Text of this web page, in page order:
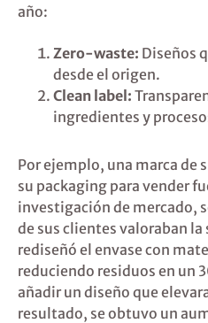
año:
Zero-waste: Diseños
desde el origen.
Clean label:
ingredientes y
Por ejemplo, una marca de
su packaging para vender
investigación de mercado,
de sus clientes valoraban
rediseñó el envase con
reduciendo residuos en un
añadir un diseño que
resultado, se obtuvo un